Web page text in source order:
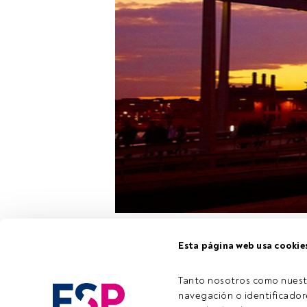
Esta página web usa
Tanto nosotros como
navegación o
La
quieran
Financial